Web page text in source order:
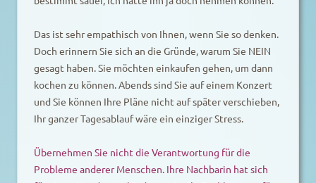
Das ist sehr empathisch von Ihnen, wenn Sie so denken.
Doch erinnern Sie sich an die Gründe, warum Sie NEIN
gesagt haben. Sie möchten einkaufen gehen, um dann
kochen zu können. Abends sind Sie auf einem Konzert
und Sie können Ihre Pläne nicht auf später verschieben,
Ihr ganzer Tagesablauf wäre ein einziger Stress.
Übernehmen Sie nicht die Verantwortung für die
Probleme anderer Menschen. Ihre Nachbarin hat sich